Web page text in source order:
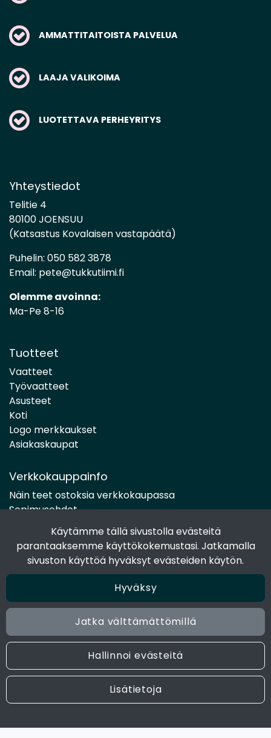
Käytämme tällä sivustolla evästeitä
parantaaksemme käyttökokemustasi. Jatkamalla
sivuston käyttöä hyväksyt evästeiden käytön.
Hyväksy
Jatka välttämättömillä
Hallinnoi evästeitä
Lisätietoja
AMMATTITAITOISTA PALVELUA
LAAJA VALIKOIMA
LUOTETTAVA PERHEYRITYS
Yhteystiedot
Telitie 4
80100 JOENSUU
(Katsastus Kovalaisen vastapäätä)
Puhelin: 050 582 3878
Email: pete@tukkutiimi.fi
Olemme avoinna:
Ma-Pe 8-16
Tuotteet
Vaatteet
Työvaatteet
Asusteet
Koti
Logo merkkaukset
Asiakaskaupat
Verkkokauppainfo
Näin teet ostoksia verkkokaupassa
Sopimusehdot
Maksutavat
Tietosuojaseloste
Seuraa sosiaalisessa mediassa
Facebook
Instagram
© 2024 Joen Tukkutiimi. All rights reserved. Site by